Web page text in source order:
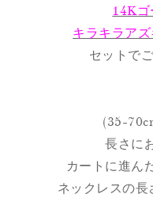
14Kゴ
キラキラア
セットで
(35-
長さに
カートに進ん
ネックレスの